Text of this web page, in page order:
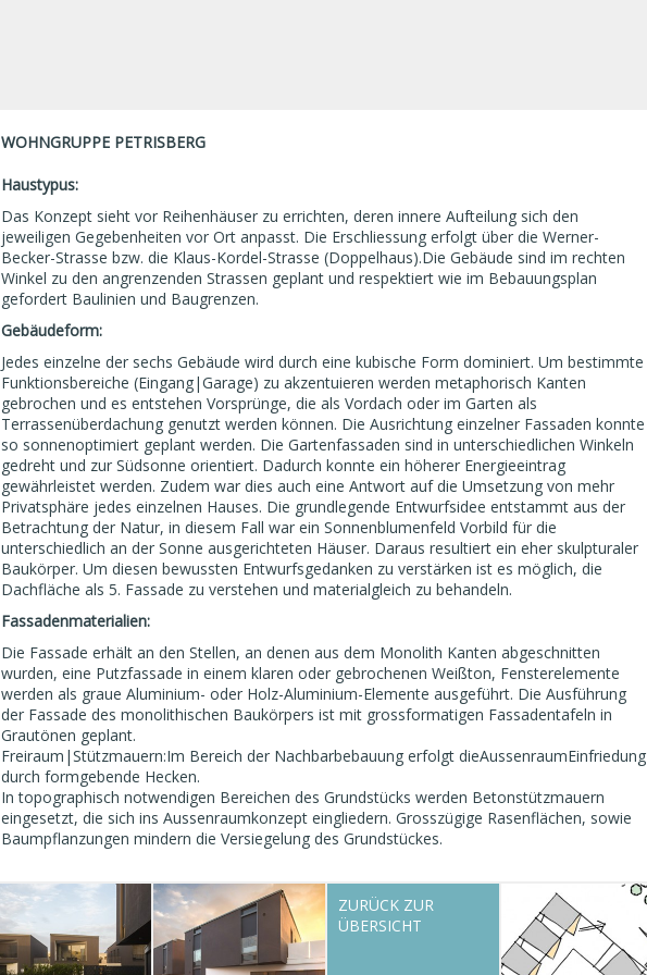
WOHNGRUPPE PETRISBERG
Haustypus:
Das Konzept sieht vor Reihenhäuser zu errichten, deren innere Aufteilung sich den
jeweiligen Gegebenheiten vor Ort anpasst. Die Erschliessung erfolgt über die Werner-
Becker-Strasse bzw. die Klaus-Kordel-Strasse (Doppelhaus).Die Gebäude sind im rechten
Winkel zu den angrenzenden Strassen geplant und respektiert wie im Bebauungsplan
gefordert Baulinien und Baugrenzen.
Gebäudeform:
Jedes einzelne der sechs Gebäude wird durch eine kubische Form dominiert. Um bestimmte
Funktionsbereiche (Eingang|Garage) zu akzentuieren werden metaphorisch Kanten
gebrochen und es entstehen Vorsprünge, die als Vordach oder im Garten als
Terrassenüberdachung genutzt werden können. Die Ausrichtung einzelner Fassaden konnte
so sonnenoptimiert geplant werden. Die Gartenfassaden sind in unterschiedlichen Winkeln
gedreht und zur Südsonne orientiert. Dadurch konnte ein höherer Energieeintrag
gewährleistet werden. Zudem war dies auch eine Antwort auf die Umsetzung von mehr
Privatsphäre jedes einzelnen Hauses. Die grundlegende Entwurfsidee entstammt aus der
Betrachtung der Natur, in diesem Fall war ein Sonnenblumenfeld Vorbild für die
unterschiedlich an der Sonne ausgerichteten Häuser. Daraus resultiert ein eher skulpturaler
Baukörper. Um diesen bewussten Entwurfsgedanken zu verstärken ist es möglich, die
Dachfläche als 5. Fassade zu verstehen und materialgleich zu behandeln.
Fassadenmaterialien:
Die Fassade erhält an den Stellen, an denen aus dem Monolith Kanten abgeschnitten
wurden, eine Putzfassade in einem klaren oder gebrochenen Weißton, Fensterelemente
werden als graue Aluminium- oder Holz-Aluminium-Elemente ausgeführt. Die Ausführung
der Fassade des monolithischen Baukörpers ist mit grossformatigen Fassadentafeln in
Grautönen geplant.
Freiraum|Stützmauern:Im Bereich der Nachbarbebauung erfolgt dieAussenraumEinfriedung
durch formgebende Hecken.
In topographisch notwendigen Bereichen des Grundstücks werden Betonstützmauern
eingesetzt, die sich ins Aussenraumkonzept eingliedern. Grosszügige Rasenflächen, sowie
Baumpflanzungen mindern die Versiegelung des Grundstückes.
ZURÜCK ZUR
ÜBERSICHT